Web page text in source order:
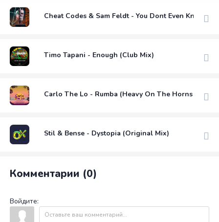
Cheat Codes & Sam Feldt - You Dont Even Know
Timo Tapani - Enough (Club Mix)
Carlo The Lo - Rumba (Heavy On The Horns Mix)
Stil & Bense - Dystopia (Original Mix)
Комментарии (0)
Войдите: